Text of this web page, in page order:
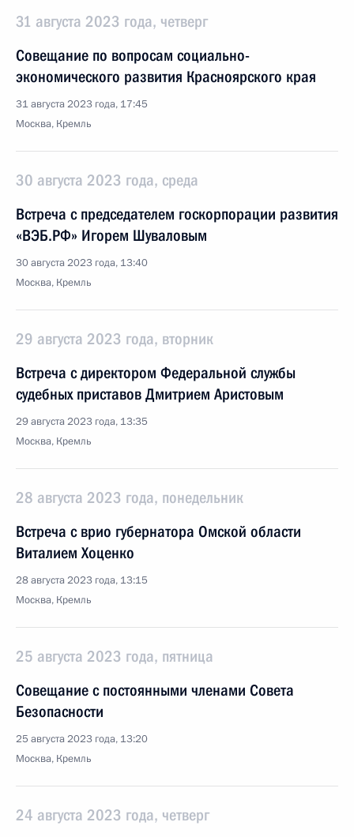
31 августа 2023 года, четверг
Совещание по вопросам социально-
экономического развития Красноярского края
31 августа 2023 года, 17:45
Москва, Кремль
30 августа 2023 года, среда
Встреча с председателем госкорпорации развития
«ВЭБ.РФ» Игорем Шуваловым
30 августа 2023 года, 13:40
Москва, Кремль
29 августа 2023 года, вторник
Встреча с директором Федеральной службы
судебных приставов Дмитрием Аристовым
29 августа 2023 года, 13:35
Москва, Кремль
28 августа 2023 года, понедельник
Встреча с врио губернатора Омской области
Виталием Хоценко
28 августа 2023 года, 13:15
Москва, Кремль
25 августа 2023 года, пятница
Совещание с постоянными членами Совета
Безопасности
25 августа 2023 года, 13:20
Москва, Кремль
24 августа 2023 года, четверг